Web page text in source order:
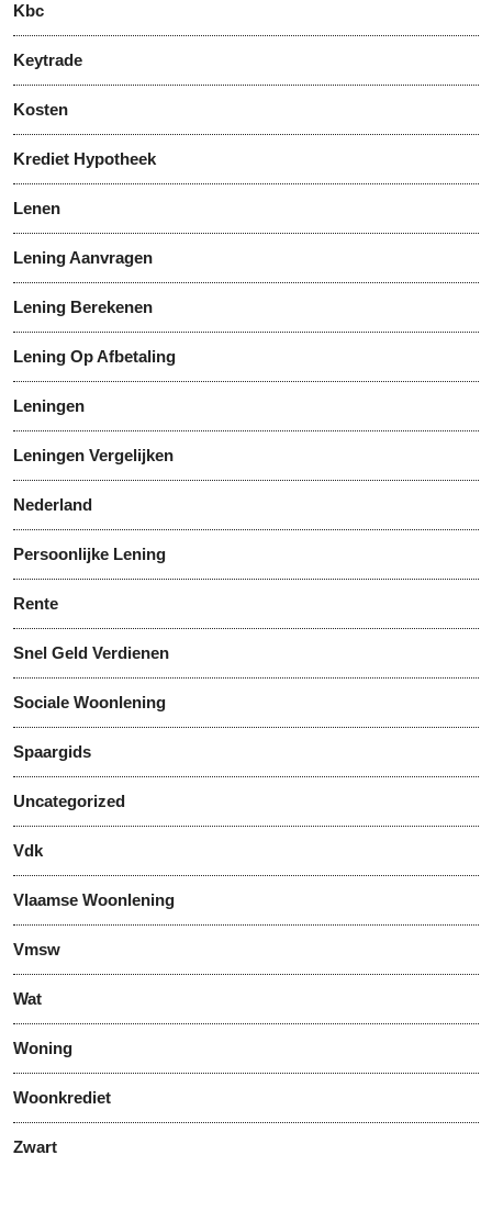
Kbc
Keytrade
Kosten
Krediet Hypotheek
Lenen
Lening Aanvragen
Lening Berekenen
Lening Op Afbetaling
Leningen
Leningen Vergelijken
Nederland
Persoonlijke Lening
Rente
Snel Geld Verdienen
Sociale Woonlening
Spaargids
Uncategorized
Vdk
Vlaamse Woonlening
Vmsw
Wat
Woning
Woonkrediet
Zwart